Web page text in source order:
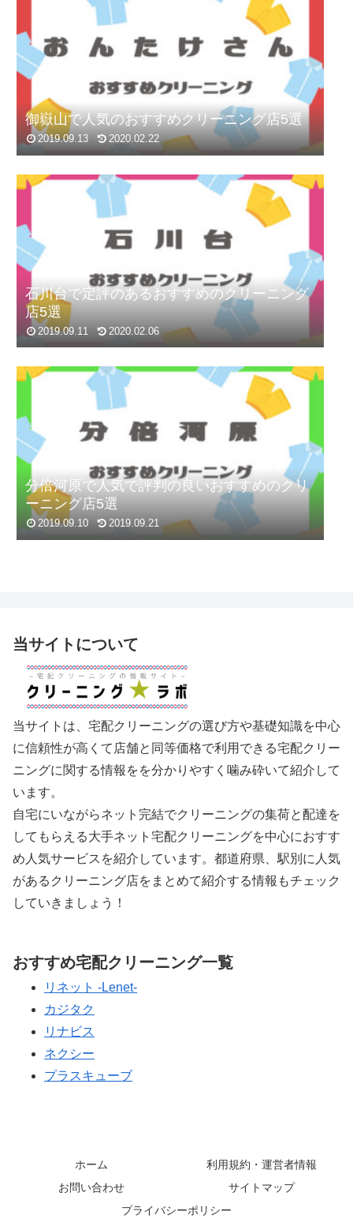
御嶽山で人気のおすすめクリーニング店5選
2019.09.13 2020.02.22
石川台で定評のあるおすすめのクリーニング
店5選
2019.09.11 2020.02.06
分倍河原で人気で評判の良いおすすめのクリ
ーニング店5選
2019.09.10 2019.09.21
当サイトについて
当サイトは、宅配クリーニングの選び方や基礎知識を中心
に信頼性が高くて店舗と同等価格で利用できる宅配クリー
ニングに関する情報をを分かりやすく噛み砕いて紹介して
います。
自宅にいながらネット完結でクリーニングの集荷と配達を
してもらえる大手ネット宅配クリーニングを中心におすす
め人気サービスを紹介しています。都道府県、駅別に人気
があるクリーニング店をまとめて紹介する情報もチェック
していきましょう！
おすすめ宅配クリーニング一覧
リネット -Lenet-
カジタク
リナビス
ネクシー
プラスキューブ
ホーム
利用規約・運営者情報
お問い合わせ
サイトマップ
プライバシーポリシー